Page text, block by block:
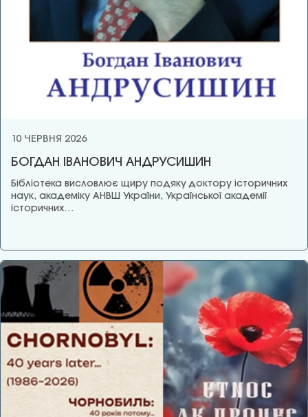
10 ЧЕРВНЯ 2026
БОГДАН ІВАНОВИЧ АНДРУСИШИН
Бібліотека висловлює щиру подяку доктору історичних
наук, академіку АНВШ України, Української академії
історичних…